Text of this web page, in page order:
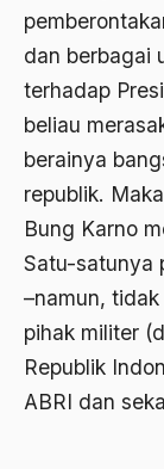
dan berbagai
terhadap
beliau
berainya
republik.
Bung Karno
Satu-satunya
–namun,
pihak militer
Republik
ABRI dan
Agama dan
Agama dan
Agama dan
Agama
Agama di Asia
agama elitis
Agama Hukum
Agama Inovasi